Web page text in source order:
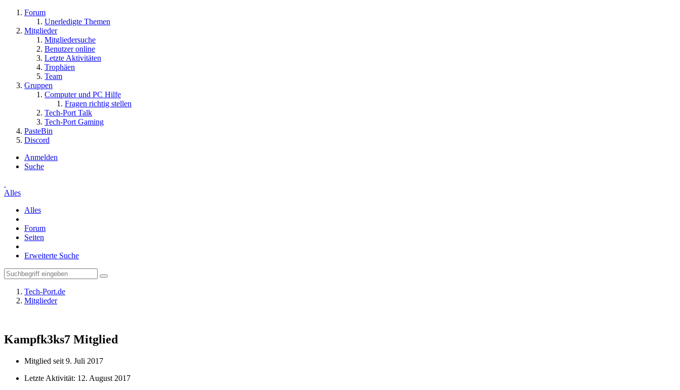
Forum
Unerledigte Themen
Mitglieder
Mitgliedersuche
Benutzer online
Letzte Aktivitäten
Trophäen
Team
Gruppen
Computer und PC Hilfe
Fragen richtig stellen
Tech-Port Talk
Tech-Port Gaming
PasteBin
Discord
Anmelden
Suche
Alles
Alles
Forum
Seiten
Erweiterte Suche
Tech-Port.de
Mitglieder
Kampfk3ks7 Mitglied
Mitglied seit 9. Juli 2017
Letzte Aktivität: 12. August 2017